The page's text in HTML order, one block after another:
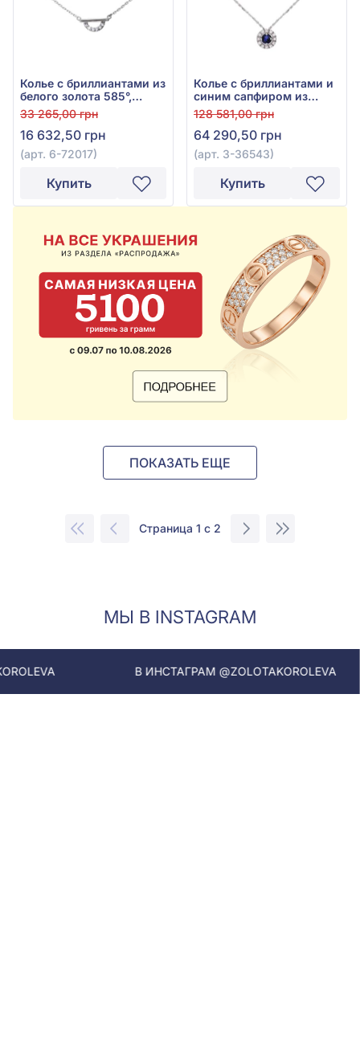
Колье с бриллиантами из
белого золота 585°,
бриллиант 0,04ct, арт. 6-
72017
33 265,00 грн
16 632,50 грн
(арт. 6-72017)
Купить
Колье с бриллиантами и
синим сапфиром из
белого золота 750°, арт.
3-36543
128 581,00 грн
64 290,50 грн
(арт. 3-36543)
Купить
ПОКАЗАТЬ ЕЩЕ
Страница 1 с 2
МЫ В INSTAGRAM
В ИНСТАГРАМ @ZOLOTAKOROLEVA В